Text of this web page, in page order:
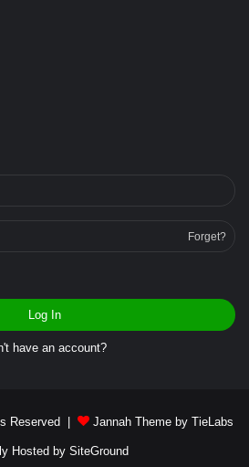
Forget?
Log In
have an account?
Reserved | Jannah Theme by TieLabs
Hosted by SiteGround